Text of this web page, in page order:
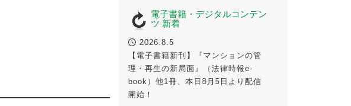
電子書籍・デジタルコンテン
ツ 新着
2026.8.5
【電子書籍新刊】『マンションの管
理・再生の新局面』（法律時報e-
book）他1冊、本日8月5日より配信
開始！